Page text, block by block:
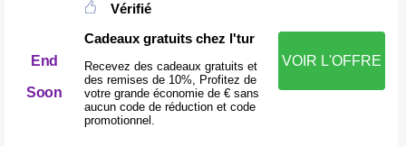
End
Soon
Vérifié
Cadeaux gratuits chez l'tur
Recevez des cadeaux gratuits et
des remises de 10%, Profitez de
votre grande économie de € sans
aucun code de réduction et code
promotionnel.
VOIR L'OFFRE